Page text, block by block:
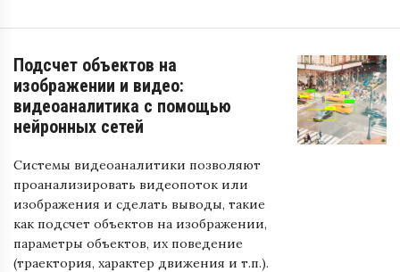
Подсчет объектов на
изображении и видео:
видеоаналитика с помощью
нейронных сетей
Системы видеоаналитики позволяют
проанализировать видеопоток или
изображения и сделать выводы, такие
как подсчет объектов на изображении,
параметры объектов, их поведение
(траектория, характер движения и т.п.).